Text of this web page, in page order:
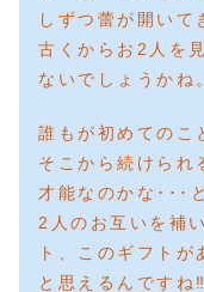
しずつ蕾が開いて
古くからお2人を
ないでしょうかね
誰もが初めてのこ
そこから続けられ
才能なのかな･･･
2人のお互いを補
ト、このギフト
と思えるんですね‼️